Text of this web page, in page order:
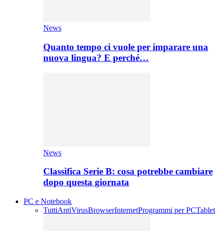
News
Quanto tempo ci vuole per imparare una
nuova lingua? E perché…
News
Classifica Serie B: cosa potrebbe cambiare
dopo questa giornata
PC e Notebook
TuttiAntiVirusBrowserInternetProgrammi per PCTablet